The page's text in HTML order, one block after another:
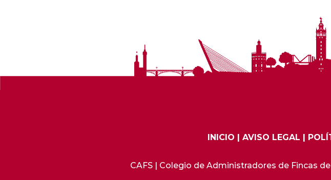
INICIO | AVISO LEGAL |
CAFS | Colegio de Administradores de Fincas